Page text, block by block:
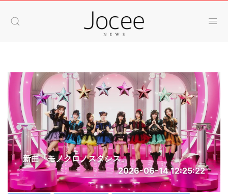
新曲「モノクロノスタシス」
2026-06-14 12:25:22